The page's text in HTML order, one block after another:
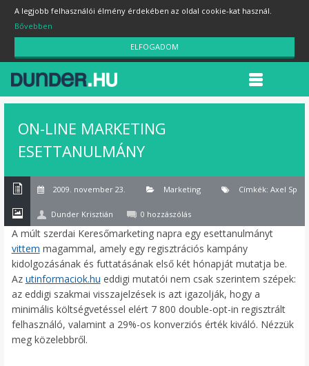
A legjobb felhasználói élmény érdekében az oldal cookie-kat használ.
Bővebben
ELFOGADOM
ON-LINE MARKETING
ESETTANULMÁNY
2009. november 23. Marketing Címkék: Axel
Dunder Krisztián 0 hozzászólás
A múlt szerdai Keresőmarketing napra egy esettanulmányt
vittem magammal, amely egy regisztrációs kampány
kidolgozásának és futtatásának első két hónapját mutatja be.
Az utinformaciok.hu eddigi mutatói nem csak szerintem szépek:
az eddigi szakmai visszajelzések is azt igazolják, hogy a
minimális költségvetéssel elért 7 800 double-opt-in regisztrált
felhasználó, valamint a 29%-os konverziós érték kiváló. Nézzük
meg közelebbről.